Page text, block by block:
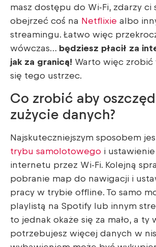
masz dostępu do Wi-Fi, zdarzy ci
obejrzeć coś na Netflixie albo
streamingu. Łatwo więc
wówczas… będziesz płacił za
jak za granicą! Warto więc zrobić
się tego ustrzec.
Co zrobić aby
zużycie danych?
Najskuteczniejszym sposobem
trybu samolotowego i
internetu przez Wi-Fi. Kolejną
pobranie map do nawigacji i
pracy w trybie offline. To samo
playlistą na Spotify lub innym
to jednak okaże się za mało, a ty
potrzebujesz więcej danych w